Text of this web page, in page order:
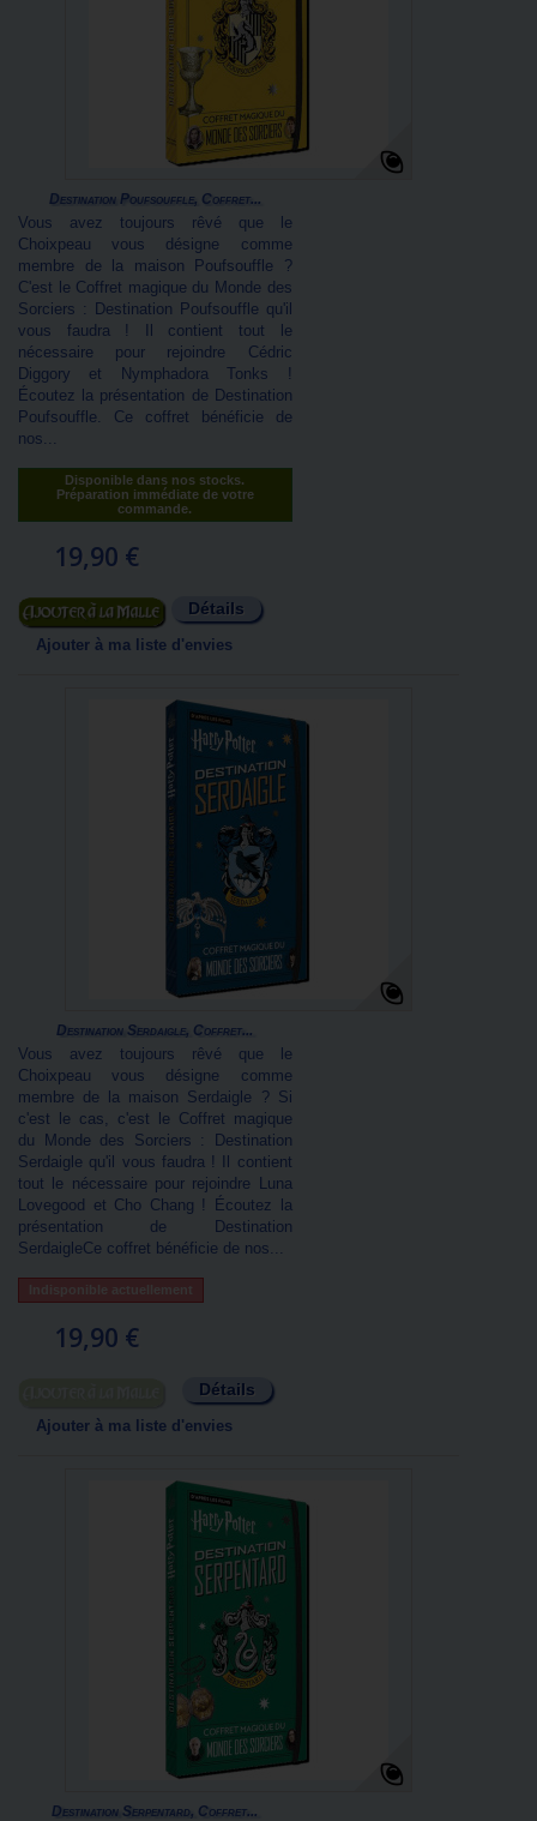
Destination Poufsouffle, Coffret...
Vous avez toujours rêvé que le
Choixpeau vous désigne comme
membre de la maison Poufsouffle ?
C'est le Coffret magique du Monde des
Sorciers : Destination Poufsouffle qu'il
vous faudra ! Il contient tout le
nécessaire pour rejoindre Cédric
Diggory et Nymphadora Tonks !
Écoutez la présentation de Destination
Poufsouffle. Ce coffret bénéficie de
nos...
Disponible dans nos stocks.
Préparation immédiate de votre
commande.
19,90 €
Ajouter au panier Détails
Ajouter à ma liste d'envies
Destination Serdaigle, Coffret...
Vous avez toujours rêvé que le
Choixpeau vous désigne comme
membre de la maison Serdaigle ? Si
c'est le cas, c'est le Coffret magique
du Monde des Sorciers : Destination
Serdaigle qu'il vous faudra ! Il contient
tout le nécessaire pour rejoindre Luna
Lovegood et Cho Chang ! Écoutez la
présentation de Destination
SerdaigleCe coffret bénéficie de nos...
Indisponible actuellement
19,90 €
Détails
Ajouter à ma liste d'envies
Destination Serpentard, Coffret...